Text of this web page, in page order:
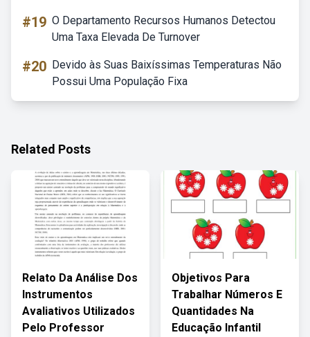
#19 O Departamento Recursos Humanos Detectou
Uma Taxa Elevada De Turnover
#20 Devido às Suas Baixíssimas Temperaturas Não
Possui Uma População Fixa
Related Posts
Relato Da Análise Dos
Instrumentos
Avaliativos Utilizados
Pelo Professor
Objetivos Para
Trabalhar Números E
Quantidades Na
Educação Infantil